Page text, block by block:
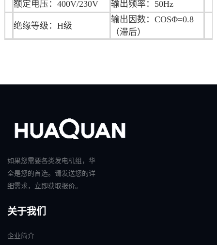
额定电压：400V/230V
输出频率：50Hz
绝缘等级：H级
输出因数：COSΦ=0.8
（滞后）
如果您需要各类发电机组，华
全是您的首选。请发送您的详
细需求，立即获取报价。
关于我们
企业简介